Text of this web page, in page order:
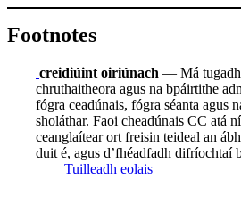
Footnotes
creidiúint oiriúnach — Má tugadh
chruthaitheora agus na bpáirtithe
fógra ceadúnais, fógra séanta agus
sholáthar. Faoi cheadúnais CC atá
ceanglaítear ort freisin teideal an
duit é, agus d’fhéadfadh difríochtaí
Tuilleadh eolais